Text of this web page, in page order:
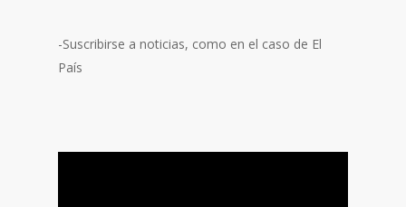
-Suscribirse a noticias, como en el caso de El
País